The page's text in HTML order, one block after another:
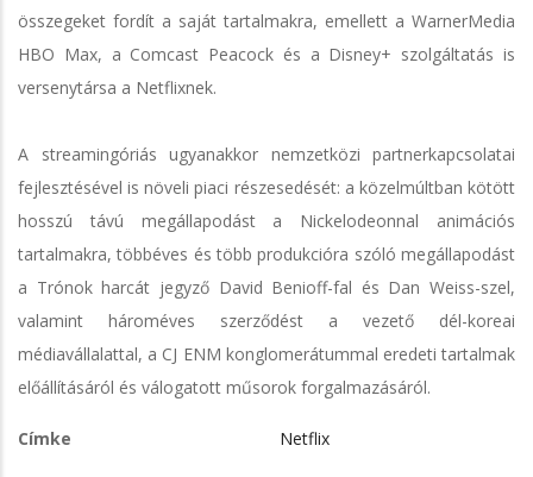
összegeket fordít a saját tartalmakra, emellett a WarnerMedia
HBO Max, a Comcast Peacock és a Disney+ szolgáltatás is
versenytársa a Netflixnek.
A streamingóriás ugyanakkor nemzetközi partnerkapcsolatai
fejlesztésével is növeli piaci részesedését: a közelmúltban kötött
hosszú távú megállapodást a Nickelodeonnal animációs
tartalmakra, többéves és több produkcióra szóló megállapodást
a Trónok harcát jegyző David Benioff-fal és Dan Weiss-szel,
valamint hároméves szerződést a vezető dél-koreai
médiavállalattal, a CJ ENM konglomerátummal eredeti tartalmak
előállításáról és válogatott műsorok forgalmazásáról.
Címke Netflix